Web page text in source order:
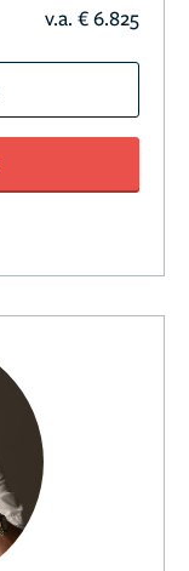
v.a. € 6.825